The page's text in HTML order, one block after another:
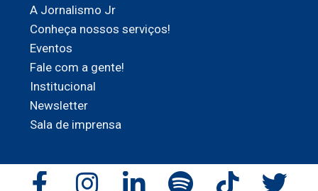
A Jornalismo Jr
Conheça nossos serviços!
Eventos
Fale com a gente!
Institucional
Newsletter
Sala de imprensa